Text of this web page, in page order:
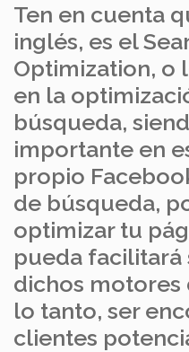
Ten en cuenta
inglés, es el
Optimization, o
en la
búsqueda,
importante en
propio
de búsqueda,
optimizar tu
pueda facilitará
dichos motores
lo tanto, ser
clientes